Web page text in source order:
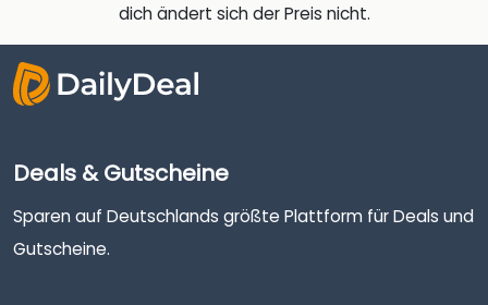
dich ändert sich der Preis nicht.
Deals & Gutscheine
Sparen auf Deutschlands größte Plattform für Deals und
Gutscheine.